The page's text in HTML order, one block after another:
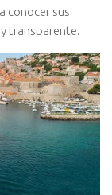
conocer sus
transparente.